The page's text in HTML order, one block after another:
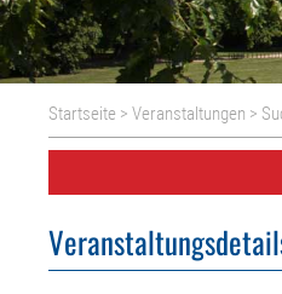
Startseite >Veranstaltungen >